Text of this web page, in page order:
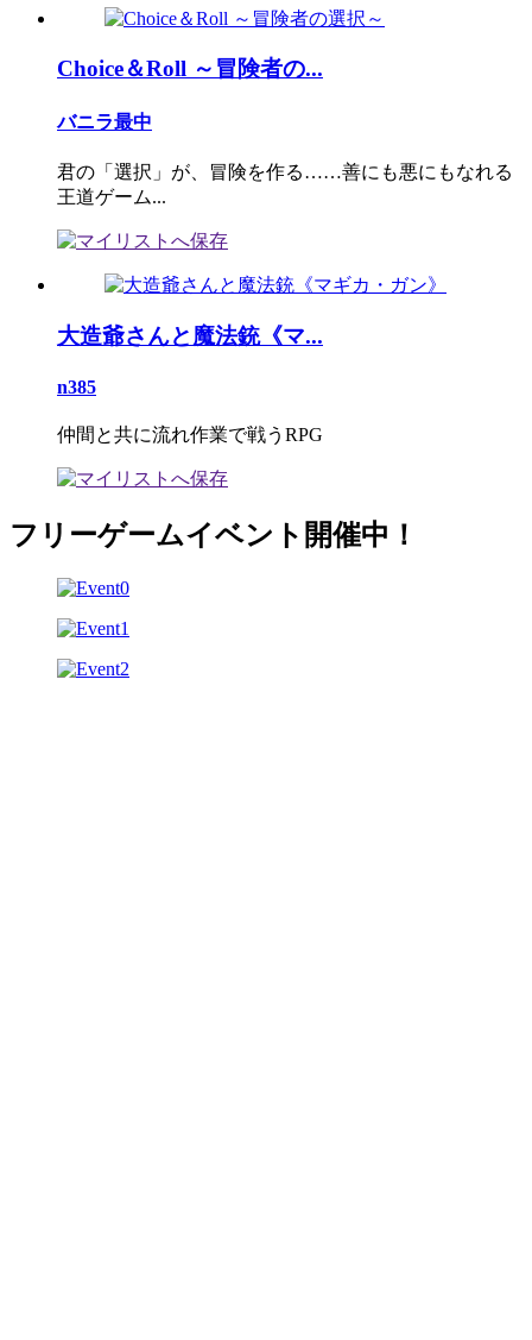
Choice＆Roll ～冒険者の...
バニラ最中
君の「選択」が、冒険を作る……善にも悪にもなれる
王道ゲーム...
大造爺さんと魔法銃《マ...
n385
仲間と共に流れ作業で戦うRPG
フリーゲームイベント開催中！